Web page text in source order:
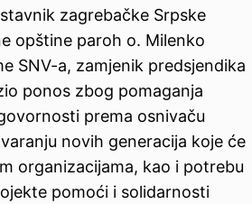
zagrebačke Srpske
opštine paroh o. Milenko
SNV-a, zamjenik predsjendika
ponos zbog pomaganja
prema osnivaču
novih generacija koje će
organizacijama, kao i potrebu
pomoći i solidarnosti